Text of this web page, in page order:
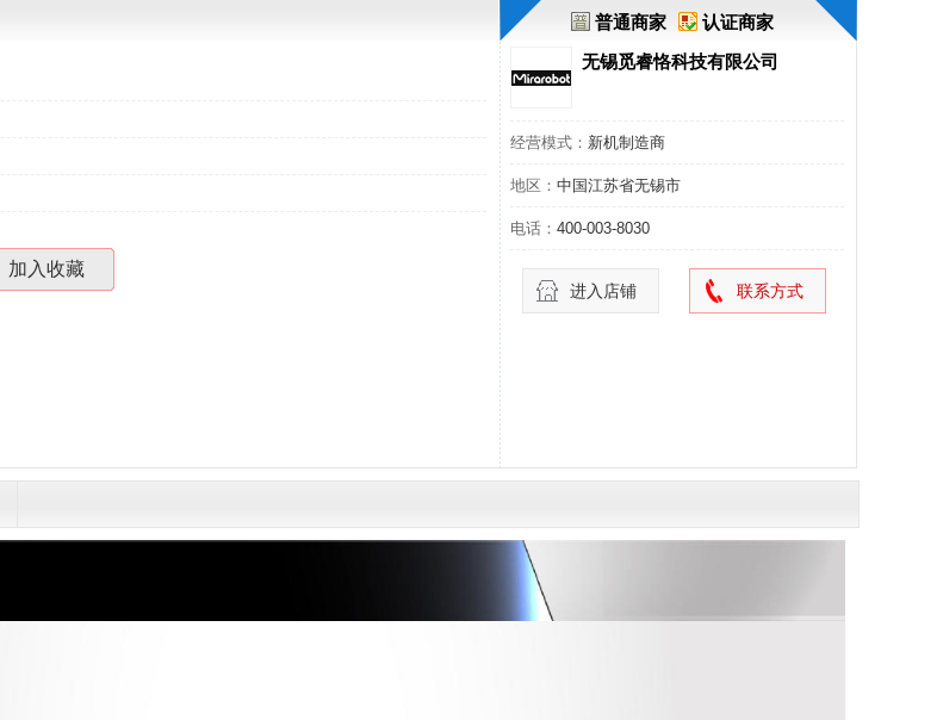
加入收藏
普通商家
认证商家
无锡觅睿恪科技有限公司
经营模式： 新机制造商
地区： 中国江苏省无锡市
电话： 400-003-8030
进入店铺 联系方式